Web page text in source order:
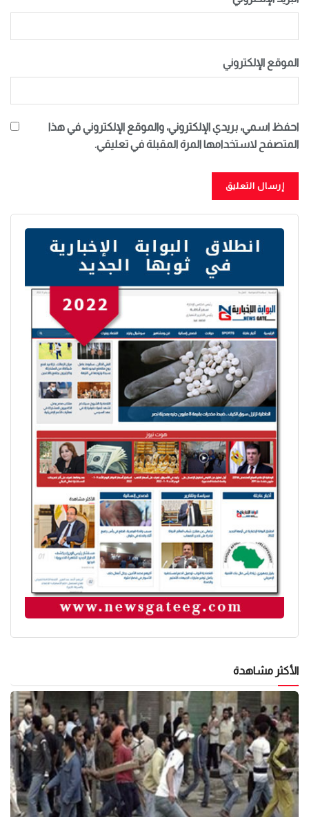
الموقع الإلكتروني
احفظ اسمي، بريدي الإلكتروني، والموقع الإلكتروني في هذا
المتصفح لاستخدامها المرة المقبلة في تعليقي.
الأكثر مشاهدة